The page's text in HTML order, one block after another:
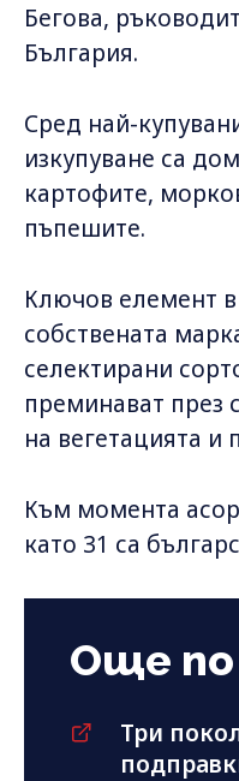
Бегова,
България.
Сред най-
изкупуване са
картофите,
пъпешите.
Ключов елемент
собствената
селектирани
преминават през
на вегетацията и
Към момента
като 31 са
Още
Три